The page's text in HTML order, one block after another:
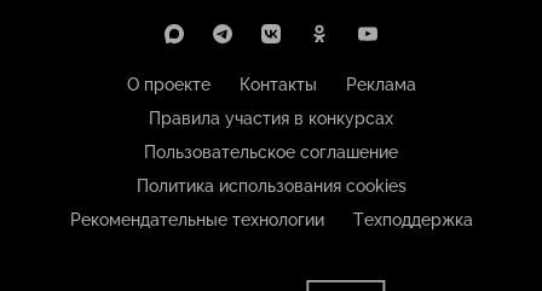
О проекте Контакты
Реклама
Правила участия в конкурсах
Пользовательское соглашение
Политика использования cookies
Рекомендательные технологии
Техподдержка